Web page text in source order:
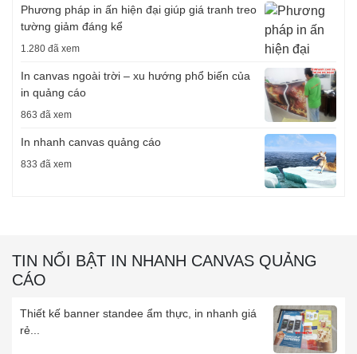
Phương pháp in ấn hiện đại giúp giá tranh treo
tường giảm đáng kể
1.280 đã xem
In canvas ngoài trời – xu hướng phổ biến của
in quảng cáo
863 đã xem
In nhanh canvas quảng cáo
833 đã xem
TIN NỔI BẬT IN NHANH CANVAS QUẢNG
CÁO
Thiết kế banner standee ẩm thực, in nhanh giá
rẻ...